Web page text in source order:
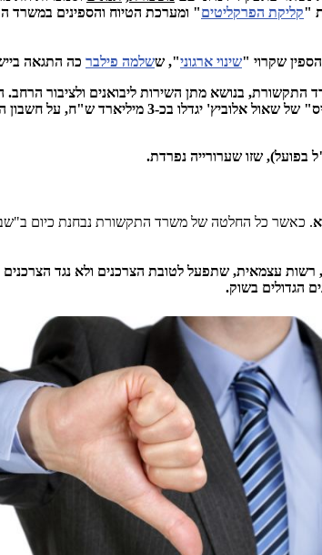
"קליקת הפרקליטים" ומערכת הטיוח והספינים במשרד
שקרוי "שינוי ארגוני", ששלמה פילבר כה התגאה
בנושא מתן השירות ליבואנים ולציבור הרחב.
משרד התקשורת הצליח בשנתיים האחרונות בנושא אחד
שזו שערורייה נפרדת.
. כאשר כל החלטה של משרד התקשורת נבחנת כיום
עצמאית, שתפעל לטובת הצרכנים ולא נגד הצרכנים
הגדולים בשוק.